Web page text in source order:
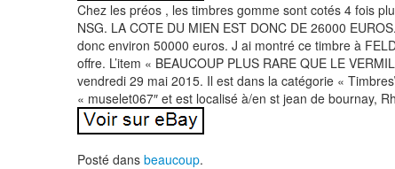
Chez les préos , les timbres gomme sont cotés 4 fois
NSG. LA COTE DU MIEN EST DONC DE 26000
donc environ 50000 euros. J ai montré ce timbre à
offre. L’item « BEAUCOUP PLUS RARE QUE LE
vendredi 29 mai 2015. Il est dans la catégorie «
« muselet067″ et est localisé à/en st jean de bournay,
Posté dans beaucoup.